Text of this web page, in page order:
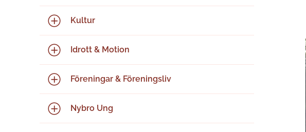
Kultur
Idrott & Motion
Föreningar & Föreningsliv
Nybro Ung